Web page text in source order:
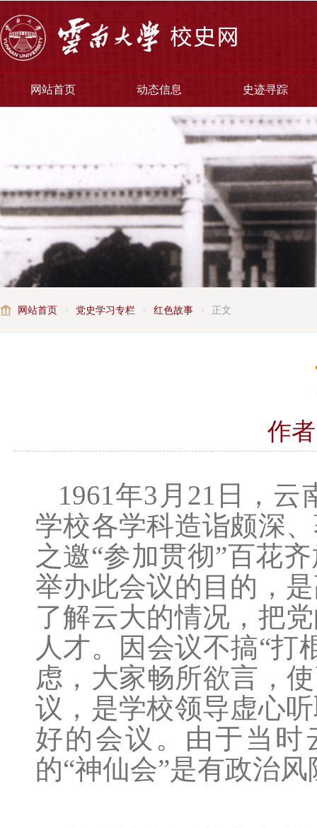
网站首页 动态信息 史迹寻踪
网站首页 > 党史学习专栏 > 红色故事 > 正文
作
1961年3 月 21 日，云
学校各学科造诣颇深
之邀“参加贯彻”百花
举办此会议的目的，
了解云大的情况，把
人才。因会议不搞“打
虑，大家畅所欲言，
议，是学校领导虚心
好的会议。由于当时
的“神仙会”是有政治